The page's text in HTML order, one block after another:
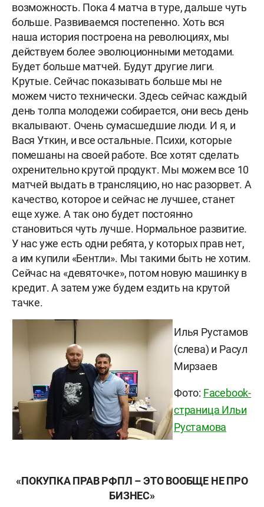
возможность. Пока 4 матча в туре, дальше чуть
больше. Развиваемся постепенно. Хоть вся
наша история построена на революциях, мы
действуем более эволюционными методами.
Будет больше матчей. Будут другие лиги.
Крутые. Сейчас показывать больше мы не
можем чисто технически. Здесь сейчас каждый
день толпа молодежи собирается, они весь день
вкалывают. Очень сумасшедшие люди. И я, и
Вася Уткин, и все остальные. Психи, которые
помешаны на своей работе. Все хотят сделать
охренительно крутой продукт. Мы можем все 10
матчей выдать в трансляцию, но нас разорвет. А
качество, которое и сейчас не лучшее, станет
еще хуже. А так оно будет постоянно
становиться чуть лучше. Нормальное развитие.
У нас уже есть одни ребята, у которых прав нет,
а им купили «Бентли». Мы такими быть не хотим.
Сейчас на «девяточке», потом новую машинку в
кредит. А затем уже будем ездить на крутой
тачке.
Илья Рустамов
(слева) и Расул
Мирзаев
Фото: Facebook-
страница Ильи
Рустамова
«ПОКУПКА ПРАВ РФПЛ – ЭТО ВООБЩЕ НЕ ПРО
БИЗНЕС»